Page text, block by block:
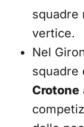
squadre
vertice.
Nel
squadre
Crotone